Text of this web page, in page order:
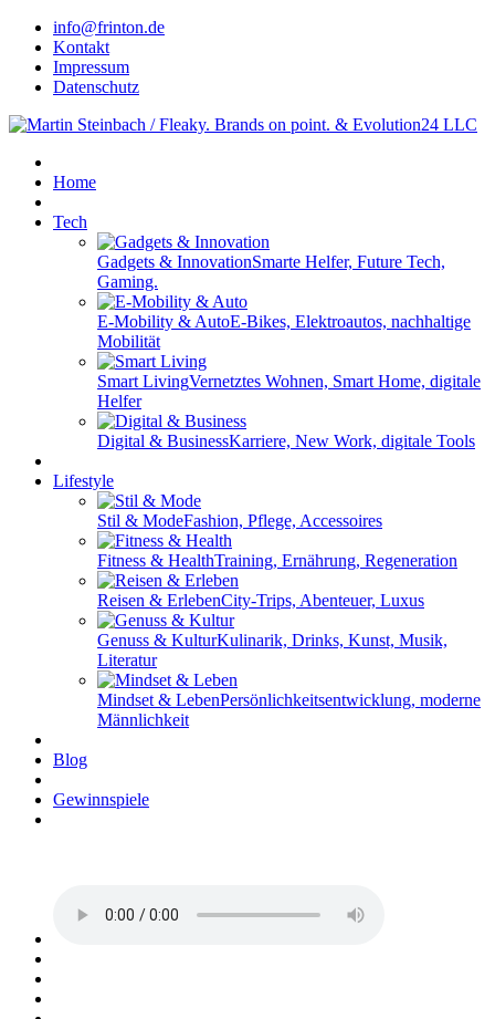
info@frinton.de
Kontakt
Impressum
Datenschutz
Home
Tech
Gadgets & InnovationSmarte Helfer, Future Tech,
Gaming.
E-Mobility & AutoE-Bikes, Elektroautos, nachhaltige
Mobilität
Smart LivingVernetztes Wohnen, Smart Home, digitale
Helfer
Digital & BusinessKarriere, New Work, digitale Tools
Lifestyle
Stil & ModeFashion, Pflege, Accessoires
Fitness & HealthTraining, Ernährung, Regeneration
Reisen & ErlebenCity-Trips, Abenteuer, Luxus
Genuss & KulturKulinarik, Drinks, Kunst, Musik,
Literatur
Mindset & LebenPersönlichkeitsentwicklung, moderne
Männlichkeit
Blog
Gewinnspiele